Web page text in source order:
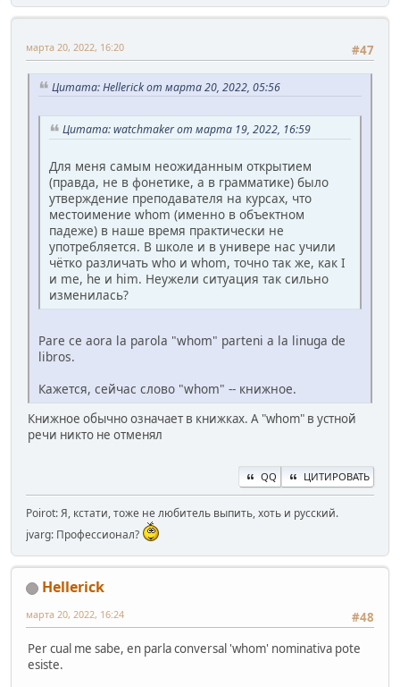
#47
марта 20, 2022, 16:20
Цитата: Hellerick от марта 20, 2022, 05:56
Цитата: watchmaker от марта 19, 2022, 16:59
Для меня самым неожиданным открытием
(правда, не в фонетике, а в грамматике) было
утверждение преподавателя на курсах, что
местоимение whom (именно в объектном
падеже) в наше время практически не
употребляется. В школе и в универе нас учили
чётко различать who и whom, точно так же, как I
и me, he и him. Неужели ситуация так сильно
изменилась?
Pare ce aora la parola "whom" parteni a la linuga de
libros.
Кажется, сейчас слово "whom" -- книжное.
Книжное обычно означает в книжках. А "whom" в устной
речи никто не отменял
QQ ЦИТИРОВАТЬ
Poirot: Я, кстати, тоже не любитель выпить, хоть и русский.
jvarg: Профессионал?
Hellerick
#48
марта 20, 2022, 16:24
Per cual me sabe, en parla conversal 'whom' nominativa pote
esiste.